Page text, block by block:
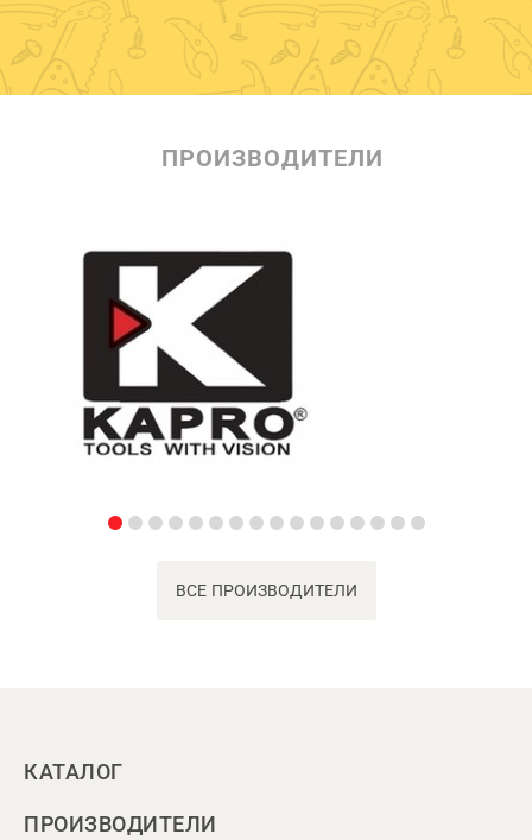
ПРОИЗВОДИТЕЛИ
ВСЕ ПРОИЗВОДИТЕЛИ
КАТАЛОГ
ПРОИЗВОДИТЕЛИ